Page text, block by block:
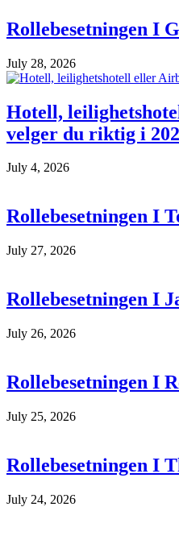
Rollebesetningen I
July 28, 2026
Hotell,
velger du riktig i
July 4, 2026
Rollebesetningen I
July 27, 2026
Rollebesetningen I
July 26, 2026
Rollebesetningen I
July 25, 2026
Rollebesetningen I
July 24, 2026